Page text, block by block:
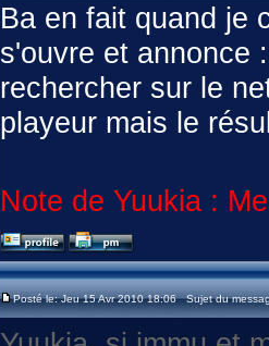
Ba en fait quand je
s'ouvre et annonce
rechercher sur le
playeur mais le
Note de Yuukia :
Posté le: Jeu 15 Avr 2010 18:06 Sujet du